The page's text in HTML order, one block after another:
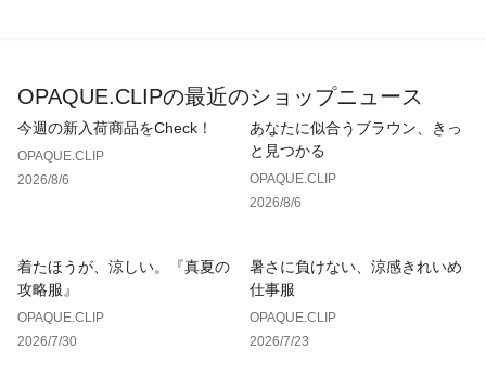
OPAQUE.CLIPの最近のショップニュース
今週の新入荷商品をCheck！
OPAQUE.CLIP
2026/8/6
あなたに似合うブラウン、きっ
と見つかる
OPAQUE.CLIP
2026/8/6
着たほうが、涼しい。『真夏の
攻略服』
OPAQUE.CLIP
2026/7/30
暑さに負けない、涼感きれいめ
仕事服
OPAQUE.CLIP
2026/7/23